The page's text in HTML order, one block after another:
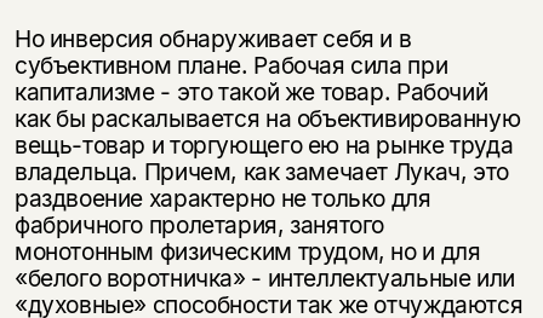
Но инверсия обнаруживает себя и в
субъективном плане. Рабочая сила при
капитализме - это такой же товар. Рабочий
как бы раскалывается на объективированную
вещь-товар и торгующего ею на рынке труда
владельца. Причем, как замечает Лукач, это
раздвоение характерно не только для
фабричного пролетария, занятого
монотонным физическим трудом, но и для
«белого воротничка» - интеллектуальные или
«духовные» способности так же отчуждаются